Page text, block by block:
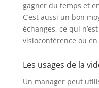
gagner du temps et
C’est aussi un bon
échanges, ce qui
visioconférence ou
Les usages de la
Un manager peut